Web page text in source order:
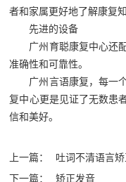
者和家属更好地了解康复
先进的设备
广州育聪康复中心还
准确性和可靠性。
广州言语康复，每一
复中心更是见证了无数患
信和美好。
上一篇：
吐词不清语言
下一篇：
矫正发音